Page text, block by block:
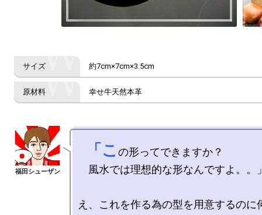
約7cm×7cm×3.5cm
幸せ牛天然本革
  「こ
の形ってできますか？
風水では理想的な形なんですよ。。
え、これを作る為の型を用意するのに